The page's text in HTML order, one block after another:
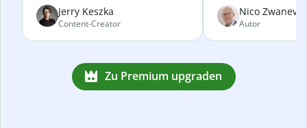
Jerry Keszka
Content-Creator
Nico
Autor
Zu Premium upgraden